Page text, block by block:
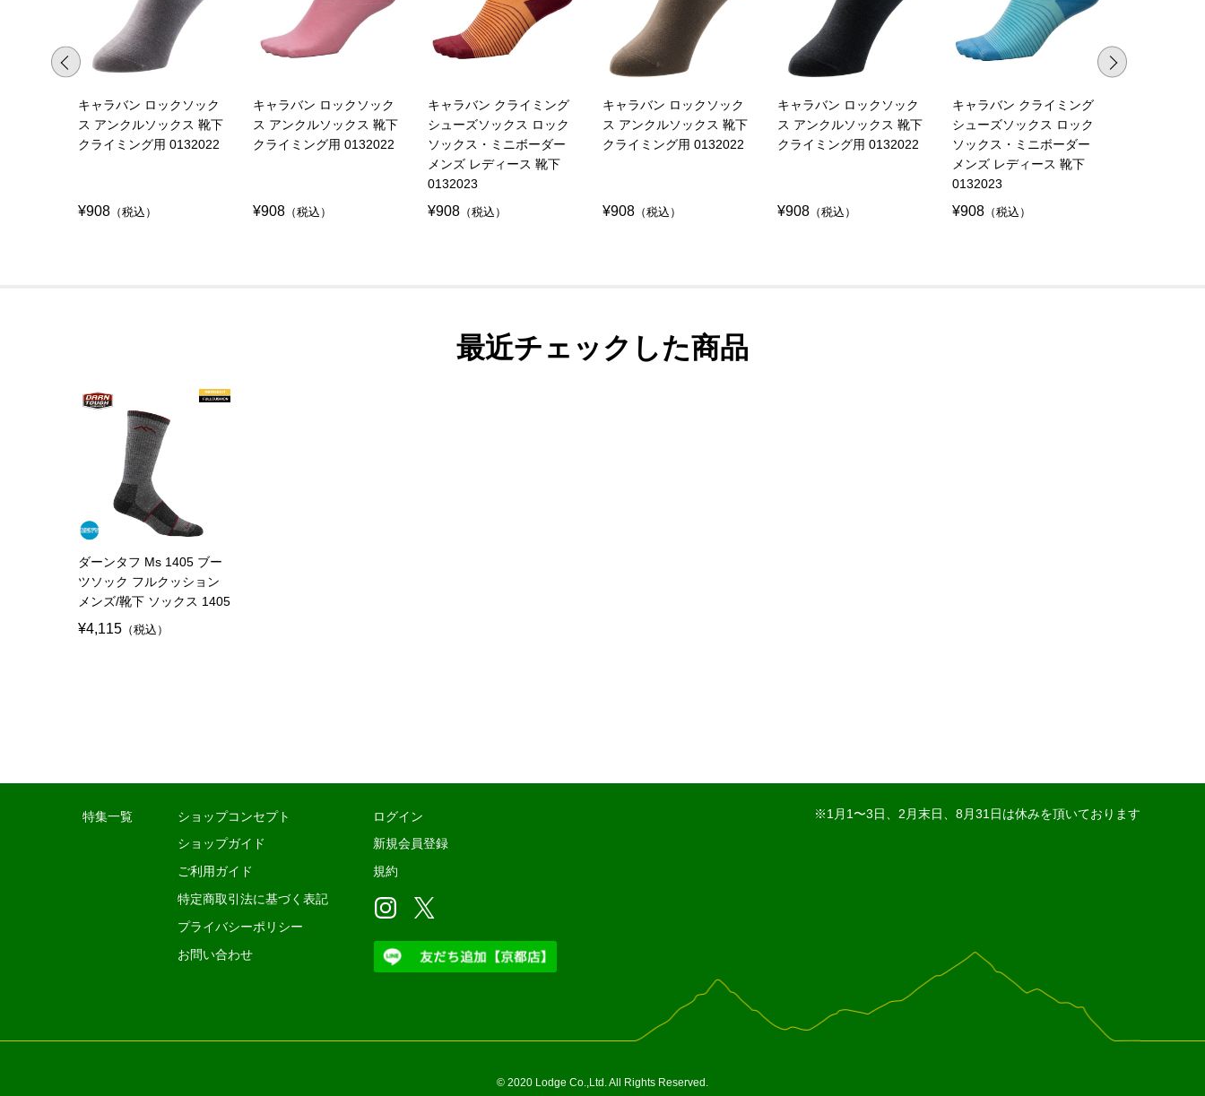
キャラバン ロックソック
ス アンクルソックス 靴下
クライミング用 0132022
¥908 （税込）
キャラバン ロックソック
ス アンクルソックス 靴下
クライミング用 0132022
¥908 （税込）
キャラバン クライミング
シューズソックス ロック
ソックス・ミニボーダー
メンズ レディース 靴下
0132023
¥908 （税込）
キャラバン ロックソック
ス アンクルソックス 靴下
クライミング用 0132022
¥908 （税込）
キャラバン ロックソック
ス アンクルソックス 靴下
クライミング用 0132022
¥908 （税込）
キャラバン クライミング
シューズソックス ロック
ソックス・ミニボーダー
メンズ レディース 靴下
0132023
¥908 （税込）
最近チェックした商品
ダーンタフ Ms 1405 ブー
ツソック フルクッション
メンズ/靴下 ソックス 1405
¥4,115 （税込）
特集一覧
ショップコンセプト
ショップガイド
ご利用ガイド
特定商取引法に基づく表記
プライバシーポリシー
お問い合わせ
ログイン
新規会員登録
規約
※1月1〜3日、2月末日、8月31日は休みを頂いております
© 2020 Lodge Co.,Ltd. All Rights Reserved.